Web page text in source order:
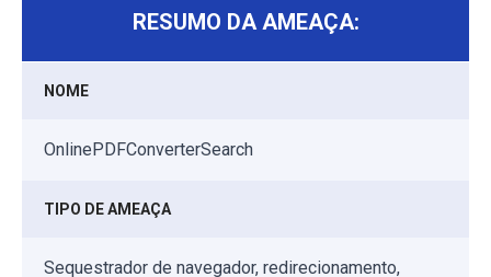
RESUMO DA AMEAÇA:
NOME
OnlinePDFConverterSearch
TIPO DE AMEAÇA
Sequestrador de navegador, redirecionamento,